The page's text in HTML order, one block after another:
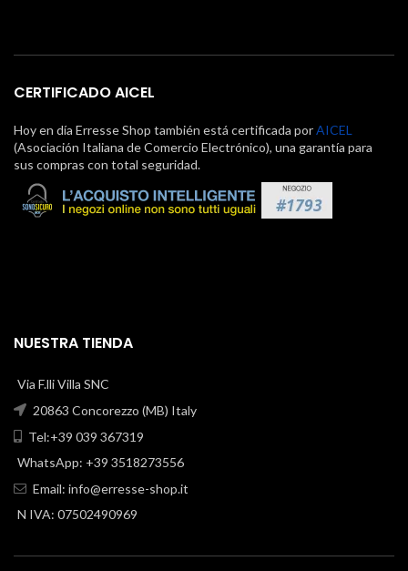
CERTIFICADO AICEL
Hoy en día Erresse Shop también está certificada porAICEL
(Asociación Italiana de Comercio Electrónico), una garantía para
sus compras con total seguridad.
NUESTRA TIENDA
Via F.lli Villa SNC
20863 Concorezzo (MB) Italy
Tel:+39 039 367319
WhatsApp: +39 3518273556
Email: info@erresse-shop.it
N IVA: 07502490969